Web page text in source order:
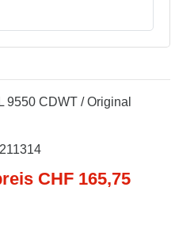
9550 CDWT / Original
CHF 165,75